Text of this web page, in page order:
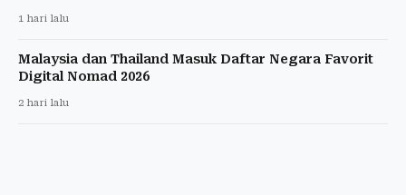
1 hari lalu
Malaysia dan Thailand Masuk Daftar Negara Favorit
Digital Nomad 2026
2 hari lalu